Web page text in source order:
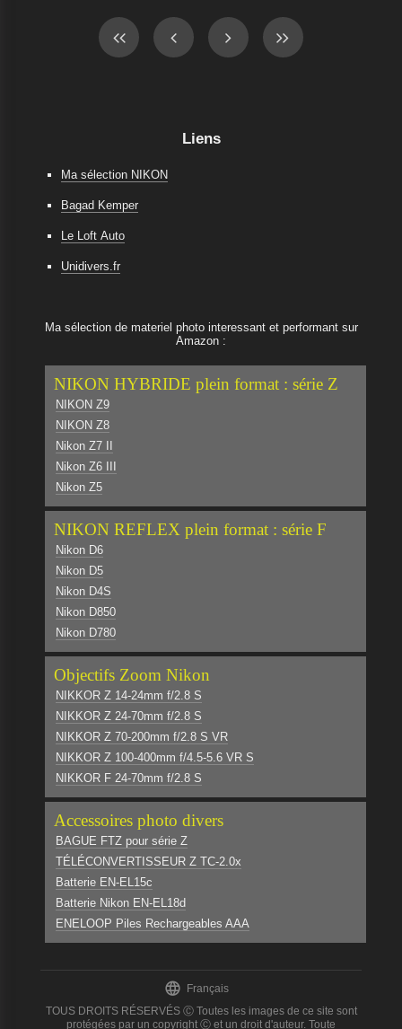
Liens
Ma sélection NIKON
Bagad Kemper
Le Loft Auto
Unidivers.fr
Ma sélection de materiel photo interessant et performant sur
Amazon :
NIKON HYBRIDE plein format : série Z
NIKON Z9
NIKON Z8
Nikon Z7 II
Nikon Z6 III
Nikon Z5
NIKON REFLEX plein format : série F
Nikon D6
Nikon D5
Nikon D4S
Nikon D850
Nikon D780
Objectifs Zoom Nikon
NIKKOR Z 14-24mm f/2.8 S
NIKKOR Z 24-70mm f/2.8 S
NIKKOR Z 70-200mm f/2.8 S VR
NIKKOR Z 100-400mm f/4.5-5.6 VR S
NIKKOR F 24-70mm f/2.8 S
Accessoires photo divers
BAGUE FTZ pour série Z
TÉLÉCONVERTISSEUR Z TC-2.0x
Batterie EN-EL15c
Batterie Nikon EN-EL18d
ENELOOP Piles Rechargeables AAA
 Français
TOUS DROITS RÉSERVÉS Ⓒ Toutes les images de ce site sont
protégées par un copyright Ⓒ et un droit d'auteur. Toute